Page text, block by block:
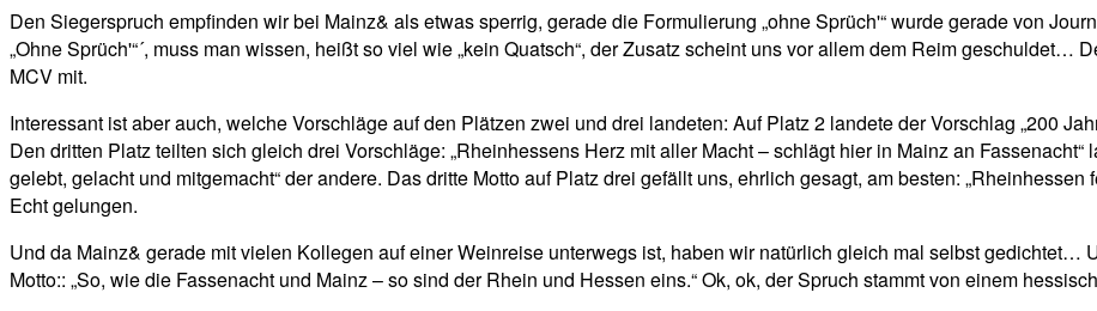
Den Siegerspruch empfinden wir bei Mainz& als etwas sperrig, gerade die Formulierung „ohne Sprüch'“ wurde gerade von
„Ohne Sprüch'“´, muss man wissen, heißt so viel wie „kein Quatsch“, der Zusatz scheint uns vor allem dem Reim geschuldet…
MCV mit.
Interessant ist aber auch, welche Vorschläge auf den Plätzen zwei und drei landeten: Auf Platz 2 landete der Vorschlag „200
Den dritten Platz teilten sich gleich drei Vorschläge: „Rheinhessens Herz mit aller Macht – schlägt hier in Mainz an
gelebt, gelacht und mitgemacht“ der andere. Das dritte Motto auf Platz drei gefällt uns, ehrlich gesagt, am besten:
Echt gelungen.
Und da Mainz& gerade mit vielen Kollegen auf einer Weinreise unterwegs ist, haben wir natürlich gleich mal selbst gedichtet…
Motto:: „So, wie die Fassenacht und Mainz – so sind der Rhein und Hessen eins.“ Ok, ok, der Spruch stammt von einem